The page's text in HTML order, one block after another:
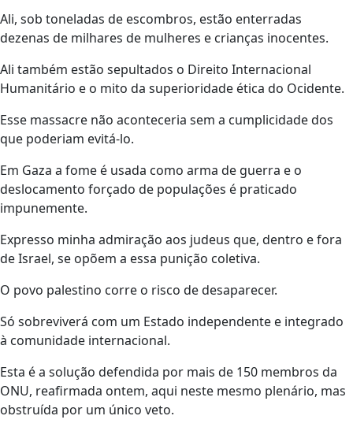
Ali, sob toneladas de escombros, estão enterradas
dezenas de milhares de mulheres e crianças inocentes.
Ali também estão sepultados o Direito Internacional
Humanitário e o mito da superioridade ética do Ocidente.
Esse massacre não aconteceria sem a cumplicidade dos
que poderiam evitá-lo.
Em Gaza a fome é usada como arma de guerra e o
deslocamento forçado de populações é praticado
impunemente.
Expresso minha admiração aos judeus que, dentro e fora
de Israel, se opõem a essa punição coletiva.
O povo palestino corre o risco de desaparecer.
Só sobreviverá com um Estado independente e integrado
à comunidade internacional.
Esta é a solução defendida por mais de 150 membros da
ONU, reafirmada ontem, aqui neste mesmo plenário, mas
obstruída por um único veto.